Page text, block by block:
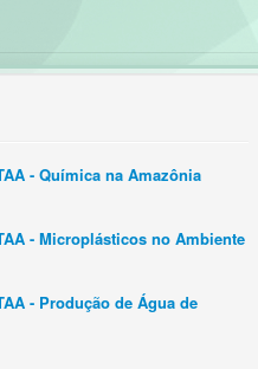
- Química na Amazônia
- Microplásticos no Ambiente
- Produção de Água de